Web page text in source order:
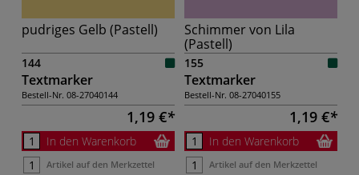
pudriges Gelb (Pastell)
144
Textmarker
Bestell-Nr. 08-27040144
1,19 €
In den Warenkorb
Artikel auf den Merkzettel
Schimmer von Lila
(Pastell)
155
Textmarker
Bestell-Nr. 08-27040155
1,19 €
In den Warenkorb
Artikel auf den Merkzettel